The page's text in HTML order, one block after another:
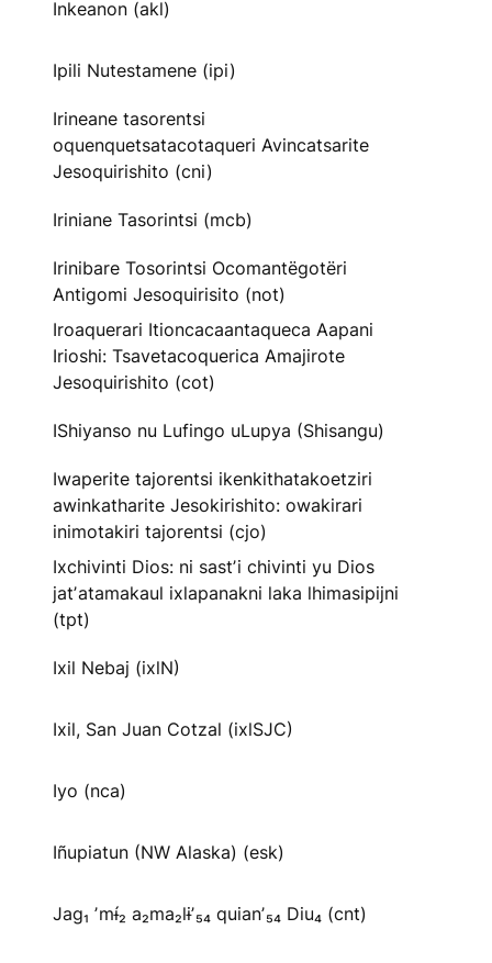
Inkeanon (akl)
Ipili Nutestamene (ipi)
Irineane tasorentsi
oquenquetsatacotaqueri Avincatsarite
Jesoquirishito (cni)
Iriniane Tasorintsi (mcb)
Irinibare Tosorintsi Ocomantëgotëri
Antigomi Jesoquirisito (not)
Iroaquerari Itioncacaantaqueca Aapani
Irioshi: Tsavetacoquerica Amajirote
Jesoquirishito (cot)
IShiyanso nu Lufingo uLupya (Shisangu)
Iwaperite tajorentsi ikenkithatakoetziri
awinkatharite Jesokirishito: owakirari
inimotakiri tajorentsi (cjo)
Ixchivinti Dios: ni sastʼi chivinti yu Dios
jatʼatamakaul ixlapanakni laka lhimasipijni
(tpt)
Ixil Nebaj (ixlN)
Ixil, San Juan Cotzal (ixlSJC)
Iyo (nca)
Iñupiatun (NW Alaska) (esk)
Jag₁ ʼmɨ́₂ a₂ma₂lɨʼ₅₄ quianʼ₅₄ Diu₄ (cnt)